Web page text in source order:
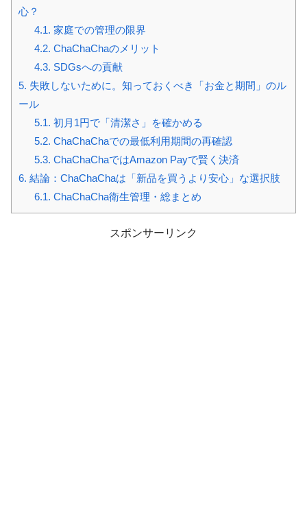
心？
4.1. 家庭での管理の限界
4.2. ChaChaChaのメリット
4.3. SDGsへの貢献
5. 失敗しないために。知っておくべき「お金と期間」のル
ール
5.1. 初月1円で「清潔さ」を確かめる
5.2. ChaChaChaでの最低利用期間の再確認
5.3. ChaChaChaではAmazon Payで賢く決済
6. 結論：ChaChaChaは「新品を買うより安心」な選択肢
6.1. ChaChaCha衛生管理・総まとめ
スポンサーリンク